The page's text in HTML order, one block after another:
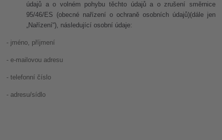
údajů a o volném pohybu těchto údajů a o zrušení směrnice
95/46/ES (obecné nařízení o ochraně osobních údajů)(dále jen
„Nařízení“), následující osobní údaje:
- jméno, příjmení
- e-mailovou adresu
- telefonní číslo
- adresu/sídlo